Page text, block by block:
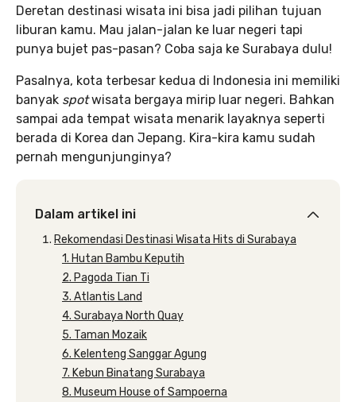
Deretan destinasi wisata ini bisa jadi pilihan tujuan
liburan kamu. Mau jalan-jalan ke luar negeri tapi
punya bujet pas-pasan? Coba saja ke Surabaya dulu!
Pasalnya, kota terbesar kedua di Indonesia ini memiliki
banyak spotwisata bergaya mirip luar negeri. Bahkan
sampai ada tempat wisata menarik layaknya seperti
berada di Korea dan Jepang. Kira-kira kamu sudah
pernah mengunjunginya?
Dalam artikel ini
Rekomendasi Destinasi Wisata Hits di Surabaya
1. Hutan Bambu Keputih
2. Pagoda Tian Ti
3. Atlantis Land
4. Surabaya North Quay
5. Taman Mozaik
6. Kelenteng Sanggar Agung
7. Kebun Binatang Surabaya
8. Museum House of Sampoerna